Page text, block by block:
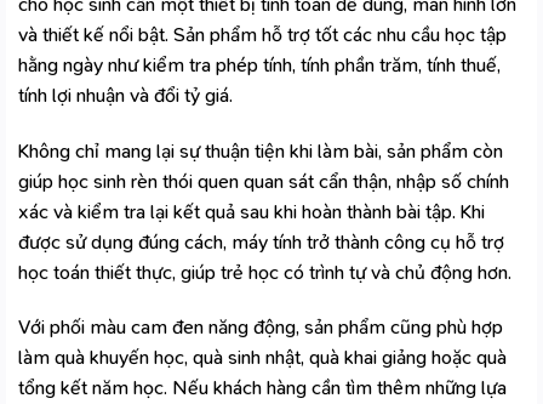
và thiết kế nổi bật. Sản phẩm hỗ trợ tốt các nhu cầu học tập
hằng ngày như kiểm tra phép tính, tính phần trăm, tính thuế,
tính lợi nhuận và đổi tỷ giá.
Không chỉ mang lại sự thuận tiện khi làm bài, sản phẩm còn
giúp học sinh rèn thói quen quan sát cẩn thận, nhập số chính
xác và kiểm tra lại kết quả sau khi hoàn thành bài tập. Khi
được sử dụng đúng cách, máy tính trở thành công cụ hỗ trợ
học toán thiết thực, giúp trẻ học có trình tự và chủ động hơn.
Với phối màu cam đen năng động, sản phẩm cũng phù hợp
làm quà khuyến học, quà sinh nhật, quà khai giảng hoặc quà
tổng kết năm học. Nếu khách hàng cần tìm thêm những lựa